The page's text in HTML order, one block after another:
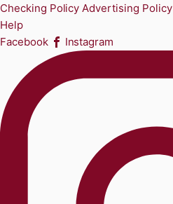
Checking Policy Advertising Policy
Help
Facebook
Instagram